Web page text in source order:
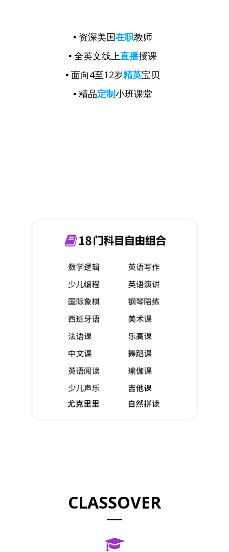
▪ 资深美国在职教师
▪ 全英文线上直播授课
▪ 面向4至12岁精英宝贝
▪ 精品定制小班课堂
CLASSOVER